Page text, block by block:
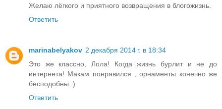
Желаю лёгкого и приятного возвращения в блогожизнь.
Ответить
marinabelyakov 2 декабря 2014 г. в 18:34
Это же классно, Лола! Когда жизнь бурлит и не до
интернета! Макам понравился , орнаменты конечно же
бесподобны :)
Ответить